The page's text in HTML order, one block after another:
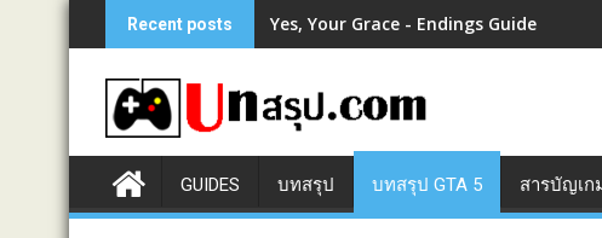
to
Recent posts Yes, Your Grace - Endings Guide
GUIDES บทสรุป บทสรุป GTA 5 สารบัญเก